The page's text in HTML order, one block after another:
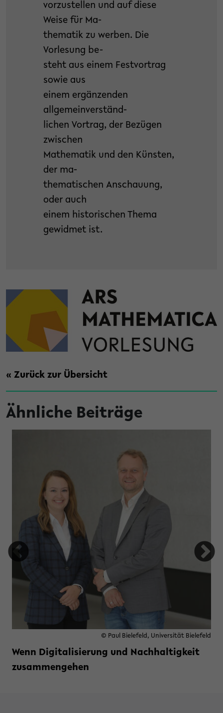
vorzustellen und auf diese
Weise für Ma-
thematik zu werben. Die
Vorlesung be-
steht aus einem Festvortrag
sowie aus
einem ergänzenden
allgemeinverständ-
lichen Vortrag, der Bezügen
zwischen
Mathematik und den Künsten,
der ma-
thematischen Anschauung,
oder auch
einem historischen Thema
gewidmet ist.
« Zurück zur Übersicht
Ähnliche Beiträge
aus dem Jahr 2025
© Paul Bielefeld, Universität Bielefeld
Wenn Digitalisierung und Nachhaltigkeit
zusammengehen